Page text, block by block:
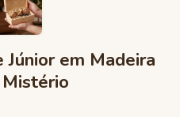
em Madeira